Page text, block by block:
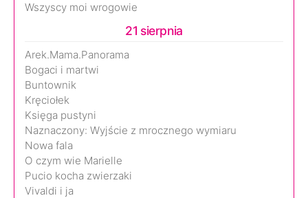
Wszyscy moi wrogowie
21 sierpnia
Arek.Mama.Panorama
Bogaci i martwi
Buntownik
Kręciołek
Księga pustyni
Naznaczony: Wyjście z mrocznego wymiaru
Nowa fala
O czym wie Marielle
Pucio kocha zwierzaki
Vivaldi i ja